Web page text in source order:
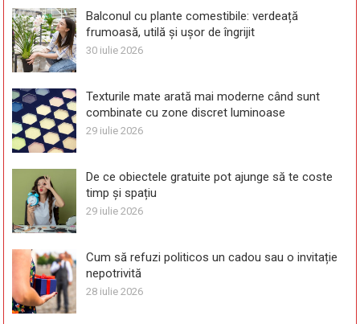
Balconul cu plante comestibile: verdeață
frumoasă, utilă și ușor de îngrijit
30 iulie 2026
Texturile mate arată mai moderne când sunt
combinate cu zone discret luminoase
29 iulie 2026
De ce obiectele gratuite pot ajunge să te coste
timp și spațiu
29 iulie 2026
Cum să refuzi politicos un cadou sau o invitație
nepotrivită
28 iulie 2026